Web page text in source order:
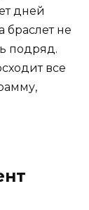
дней
браслет не
подряд.
все